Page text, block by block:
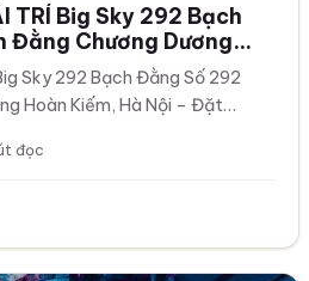
TRÍ Big Sky 292 Bạch
Đằng Chương Dương
– Đặt Phòng Trước —
– Đặt Phòng Trước
0963259599
Sky 292 Bạch Đằng Số 292
Hoàn Kiếm, Hà Nội – Đặt
đọc